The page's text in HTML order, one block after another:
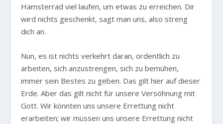
Hamsterrad viel laufen, um etwas zu erreichen. Dir
wird nichts geschenkt, sagt man uns, also streng
dich an.
Nun, es ist nichts verkehrt daran, ordentlich zu
arbeiten, sich anzustrengen, sich zu bemühen,
immer sein Bestes zu geben. Das gilt hier auf dieser
Erde. Aber das gilt nicht für unsere Versöhnung mit
Gott. Wir könnten uns unsere Errettung nicht
erarbeiten; wir müssen uns unsere Errettung nicht